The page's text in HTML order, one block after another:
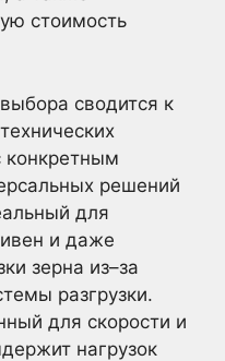
стоимость
сводится к
конкретным
решений
для
и даже
зерна из–за
разгрузки.
для скорости и
нагрузок